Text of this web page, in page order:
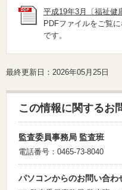
平成19年3月〔福祉健
PDFファイルをご覧に
です。
最終更新日：2026年05月25日
この情報に関するお
監査委員事務局 監査班
電話番号：0465-73-8040
パソコンからのお問い合わ